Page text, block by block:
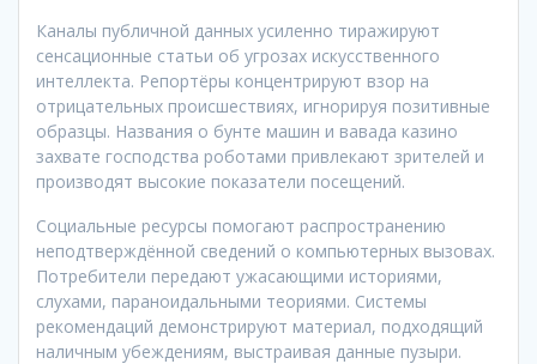
Каналы публичной данных усиленно тиражируют
сенсационные статьи об угрозах искусственного
интеллекта. Репортёры концентрируют взор на
отрицательных происшествиях, игнорируя позитивные
образцы. Названия о бунте машин и вавада казино
захвате господства роботами привлекают зрителей и
производят высокие показатели посещений.
Социальные ресурсы помогают распространению
неподтверждённой сведений о компьютерных вызовах.
Потребители передают ужасающими историями,
слухами, параноидальными теориями. Системы
рекомендаций демонстрируют материал, подходящий
наличным убеждениям, выстраивая данные пузыри.